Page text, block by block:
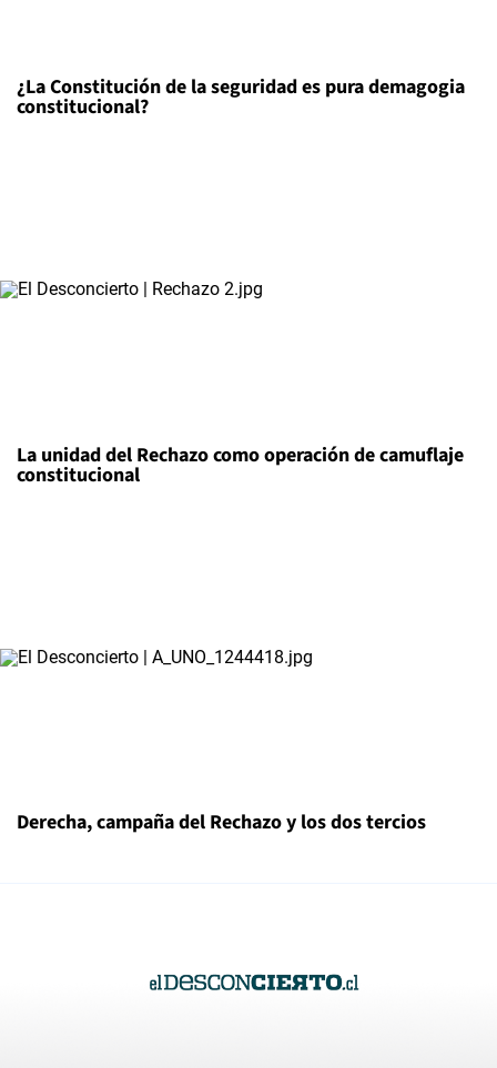
¿La Constitución de la seguridad es pura demagogia
constitucional?
La unidad del Rechazo como operación de camuflaje
constitucional
Derecha, campaña del Rechazo y los dos tercios